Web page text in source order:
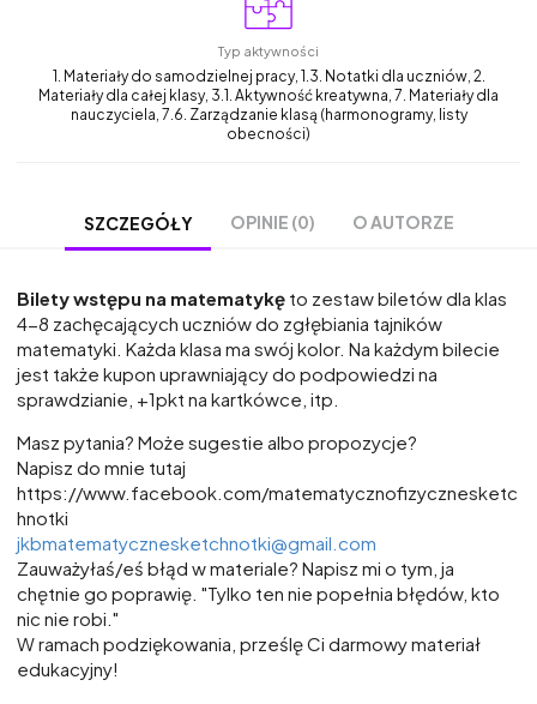
Typ aktywności
1. Materiały do samodzielnej pracy, 1.3. Notatki dla uczniów, 2.
Materiały dla całej klasy, 3.1. Aktywność kreatywna, 7. Materiały dla
nauczyciela, 7.6. Zarządzanie klasą (harmonogramy, listy
obecności)
SZCZEGÓŁY OPINIE (0) O AUTORZE
Bilety wstępu na matematykę to zestaw biletów dla klas
4-8 zachęcających uczniów do zgłębiania tajników
matematyki. Każda klasa ma swój kolor. Na każdym bilecie
jest także kupon uprawniający do podpowiedzi na
sprawdzianie, +1pkt na kartkówce, itp.
Masz pytania? Może sugestie albo propozycje?
Napisz do mnie tutaj
https://www.facebook.com/matematycznofizycznesketc
hnotki
jkbmatematycznesketchnotki@gmail.com
Zauważyłaś/eś błąd w materiale? Napisz mi o tym, ja
chętnie go poprawię. "Tylko ten nie popełnia błędów, kto
nic nie robi."
W ramach podziękowania, prześlę Ci darmowy materiał
edukacyjny!